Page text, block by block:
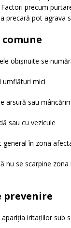
Factori precum
precară pot agrava
obișnuite se
umflături mici
arsură sau
sau cu vezicule
general în zona
nu se scarpine
prevenire
iritațiilor sub